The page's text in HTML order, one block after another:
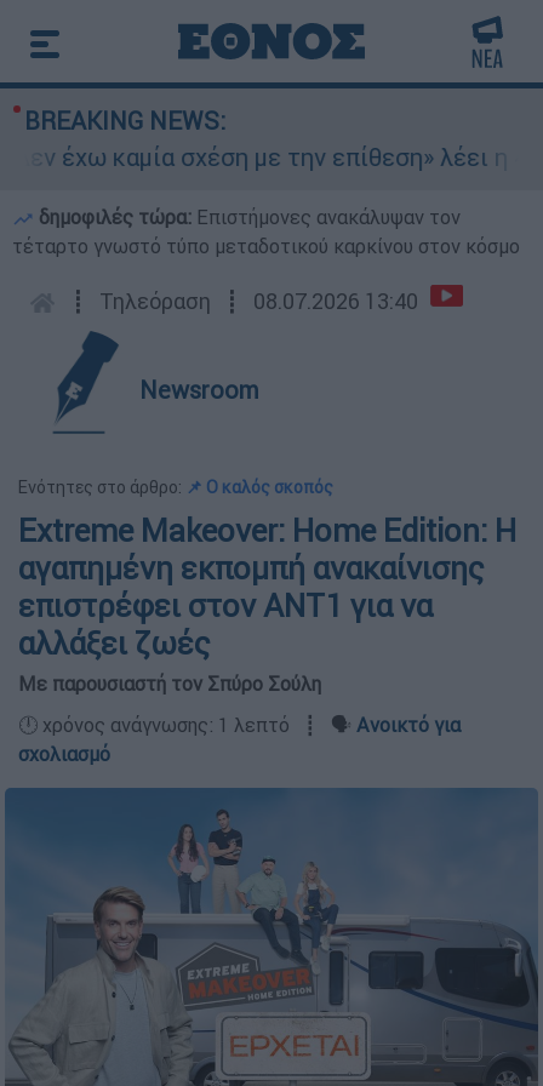
BREAKING NEWS:
έχω καμία σχέση με την επίθεση» λέει η
δημοφιλές τώρα: Επιστήμονες ανακάλυψαν τον
τέταρτο γνωστό τύπο μεταδοτικού καρκίνου στον κόσμο
┋ Τηλεόραση ┋ 08.07.2026 13:40
Newsroom
Ενότητες στο άρθρο: 📌 Ο καλός σκοπός
Extreme Makeover: Home Edition: Η
αγαπημένη εκπομπή ανακαίνισης
επιστρέφει στον ΑΝΤ1 για να
αλλάξει ζωές
Με παρουσιαστή τον Σπύρο Σούλη
🕛 χρόνος ανάγνωσης: 1 λεπτό ┋ 🗣️ Ανοικτό για
σχολιασμό